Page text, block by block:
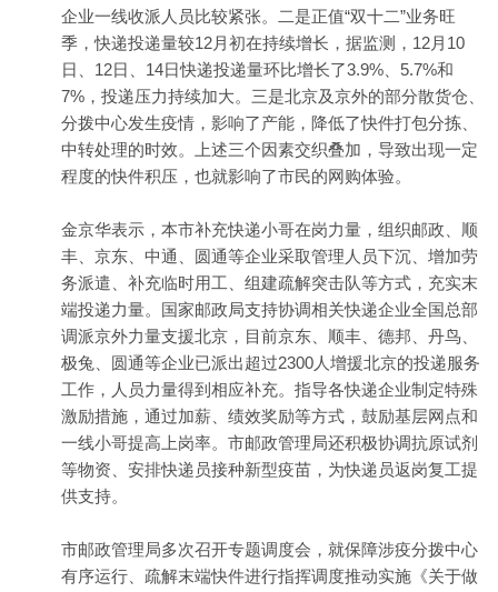
企业一线收派人员比较紧张。二是正值“双十二”业务旺
季，快递投递量较12月初在持续增长，据监测，12月10
日、12日、14日快递投递量环比增长了3.9%、5.7%和
7%，投递压力持续加大。三是北京及京外的部分散货仓、
分拨中心发生疫情，影响了产能，降低了快件打包分拣、
中转处理的时效。上述三个因素交织叠加，导致出现一定
程度的快件积压，也就影响了市民的网购体验。
金京华表示，本市补充快递小哥在岗力量，组织邮政、顺
丰、京东、中通、圆通等企业采取管理人员下沉、增加劳
务派遣、补充临时用工、组建疏解突击队等方式，充实末
端投递力量。国家邮政局支持协调相关快递企业全国总部
调派京外力量支援北京，目前京东、顺丰、德邦、丹鸟、
极兔、圆通等企业已派出超过2300人增援北京的投递服务
工作，人员力量得到相应补充。指导各快递企业制定特殊
激励措施，通过加薪、绩效奖励等方式，鼓励基层网点和
一线小哥提高上岗率。市邮政管理局还积极协调抗原试剂
等物资、安排快递员接种新型疫苗，为快递员返岗复工提
供支持。
市邮政管理局多次召开专题调度会，就保障涉疫分拨中心
有序运行、疏解末端快件进行指挥调度推动实施《关于做